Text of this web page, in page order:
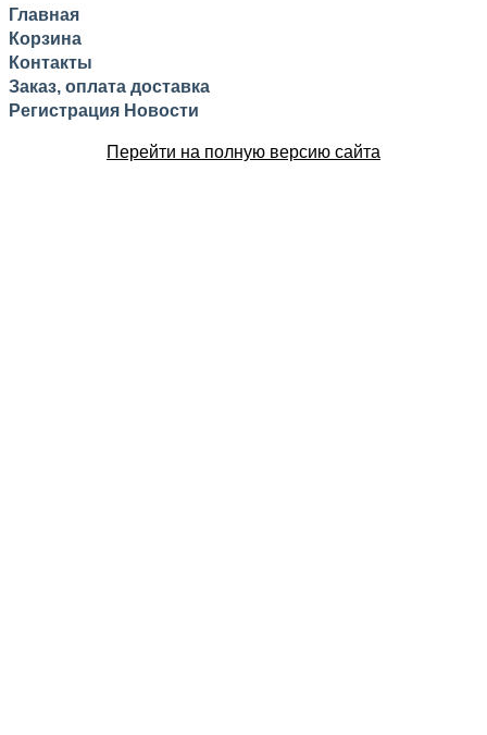
Главная
Корзина
Контакты
Заказ, оплата доставка
Регистрация Новости
Перейти на полную версию сайта